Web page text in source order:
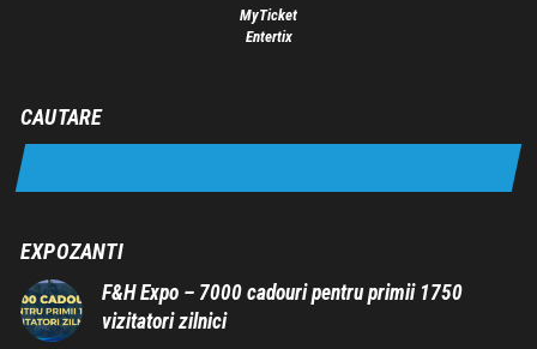
MyTicket
Entertix
CAUTARE
EXPOZANTI
F&H Expo – 7000 cadouri pentru primii 1750
vizitatori zilnici